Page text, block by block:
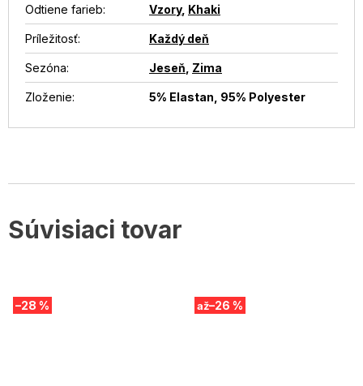
Súvisiaci tovar
–28 % až–26 %
Odtiene farieb: Vzory, Khaki
Príležitosť: Každý deň
Sezóna: Jeseň Zima
Zloženie: 5% Elastan, 95% Polyester